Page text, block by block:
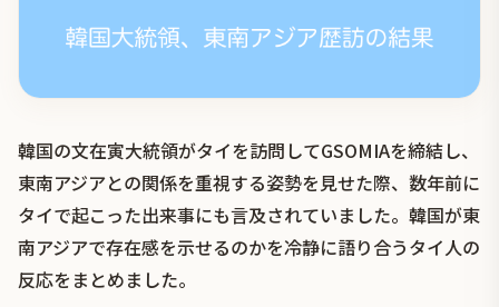
韓国の文在寅大統領がタイを訪問してGSOMIAを締結し、
東南アジアとの関係を重視する姿勢を見せた際、数年前に
タイで起こった出来事にも言及されていました。韓国が東
南アジアで存在感を示せるのかを冷静に語り合うタイ人の
反応をまとめました。